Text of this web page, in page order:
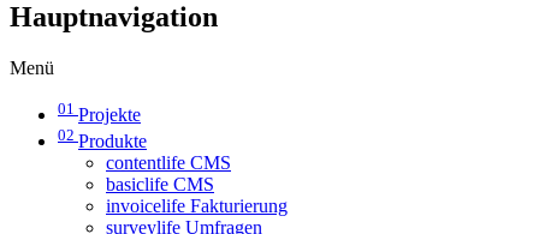
Hauptnavigation
Menü
01 Projekte
02 Produkte
contentlife CMS
basiclife CMS
invoicelife Fakturierung
surveylife Umfragen